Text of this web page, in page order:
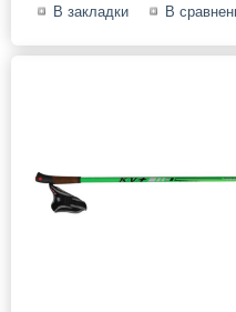
В закладки В